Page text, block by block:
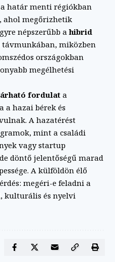
határ menti régiókban
ahol megőrizhetik
népszerűbb ahibrid
miközben
országokban
megélhetési
fordulat a
a hazai bérek és
A hazatérést
mint a családi
vagy startup
döntő jelentőségű marad
A külföldön élő
megéri-e feladni a
kulturális és nyelvi